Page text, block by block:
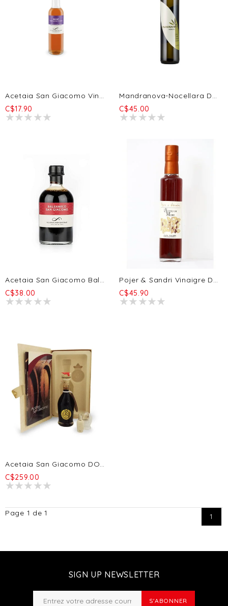
C$17.90
C$45.00
Acetaia San Giacomo Balsamique Il San Giacomo BIO - 5a 250ml
C$38.00
Pojer & Sandri Vinaigre De Mûre 250ml
C$45.90
Acetaia San Giacomo DOP Oro - 25 Ans 100ml
C$259.00
Page 1 de 1 1
SIGN UP NEWSLETTER
S'ABONNER